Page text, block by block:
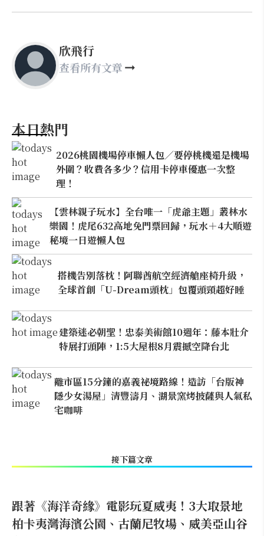
欣飛行
查看所有文章
本日熱門
2026桃園機場停車懶人包／要停桃機還是機場
外圍？收費各多少？信用卡停車優惠一次整
理！
【雲林親子玩水】全台唯一「虎爺主題」叢林水
樂園！虎尾632高地免門票回歸，玩水＋4大順遊
秘境一日遊懶人包
搭機告別落枕！阿聯酋航空經濟艙座椅升級，
全球首創「U-Dream頭枕」包覆頭頸超好睡
建築迷必朝聖！忠泰美術館10週年：藤本壯介
特展打頭陣，1:5大屋根8月震撼空降台北
離市區15分鐘的嘉義祕境路線！造訪「台版神
隱少女湯屋」清豐濤月、湖景窯烤披薩與人氣私
宅咖啡
接下篇文章
跟著《海洋奇緣》電影玩夏威夷！3大取景地
柏卡夷灣海濱公園、古蘭尼牧場、威美亞山谷